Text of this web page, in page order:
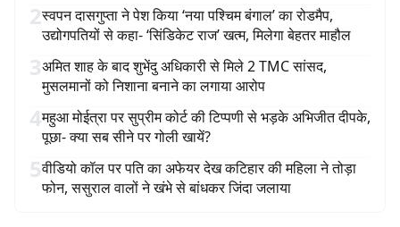
2स्वपन दासगुप्ता ने पेश किया ‘नया पश्चिम बंगाल’ का रोडमैप,
उद्योगपतियों से कहा- ‘सिंडिकेट राज’ खत्म, मिलेगा बेहतर माहौल
3अमित शाह के बाद शुभेंदु अधिकारी से मिले 2 TMC सांसद,
मुसलमानों को निशाना बनाने का लगाया आरोप
4महुआ मोईत्रा पर सुप्रीम कोर्ट की टिप्पणी से भड़के अभिजीत दीपके,
पूछा- क्या सब सीने पर गोली खायें?
5वीडियो कॉल पर पति का अफेयर देख कटिहार की महिला ने तोड़ा
फोन, ससुराल वालों ने खंभे से बांधकर जिंदा जलाया